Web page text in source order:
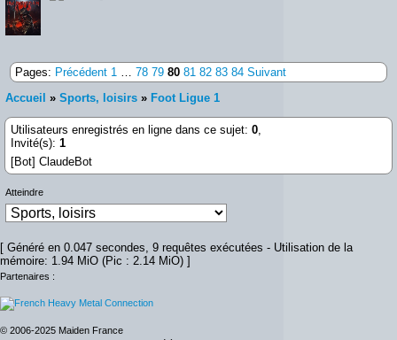
Pages: Précédent 1 78 79 80 81 82 83 84 Suivant
Accueil » Sports, loisirs » Foot Ligue 1
Utilisateurs enregistrés en ligne dans ce sujet: 0
Invité(s): 1
[Bot] ClaudeBot
Atteindre
[ Généré en 0.047 secondes, 9 requêtes exécutées - Utilisation de la
mémoire: 1.94 MiO (Pic : 2.14 MiO) ]
Partenaires :
© 2006-2025 Maiden France